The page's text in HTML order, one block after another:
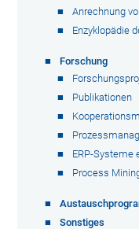
Anrechnung
Enzyklopädie
Forschung
Publikationen
ERP-Systeme
Process
Sonstiges